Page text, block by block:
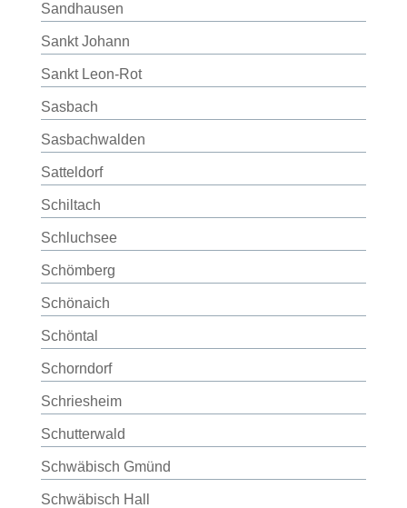
Sandhausen
Sankt Johann
Sankt Leon-Rot
Sasbach
Sasbachwalden
Satteldorf
Schiltach
Schluchsee
Schömberg
Schönaich
Schöntal
Schorndorf
Schriesheim
Schutterwald
Schwäbisch Gmünd
Schwäbisch Hall